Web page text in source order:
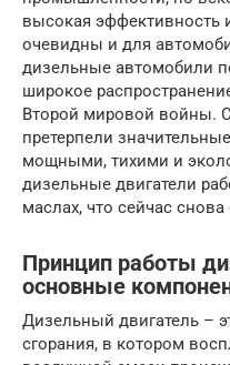
высокая эффективность
очевидны и для
дизельные автомобили
широкое
Второй мировой войны.
претерпели
мощными, тихими и
дизельные двигатели
маслах, что сейчас
Принцип работы
основные
Дизельный двигатель –
сгорания, в котором